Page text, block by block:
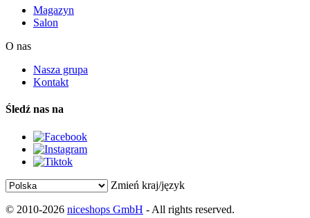
Magazyn
Salon
O nas
Nasza grupa
Kontakt
Śledź nas na
Zmień kraj/język
© 2010-2026 niceshops GmbH - All rights reserved.